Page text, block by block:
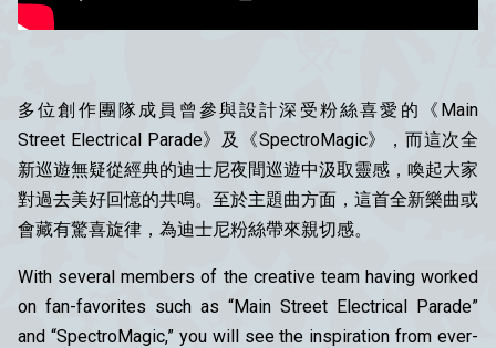
多位創作團隊成員曾參與設計深受粉絲喜愛的《Main
Street Electrical Parade》及《SpectroMagic》，而這次全
新巡遊無疑從經典的迪士尼夜間巡遊中汲取靈感，喚起大家
對過去美好回憶的共鳴。至於主題曲方面，這首全新樂曲或
會藏有驚喜旋律，為迪士尼粉絲帶來親切感。
With several members of the creative team having worked
on fan-favorites such as “Main Street Electrical Parade”
and “SpectroMagic,” you will see the inspiration from ever-